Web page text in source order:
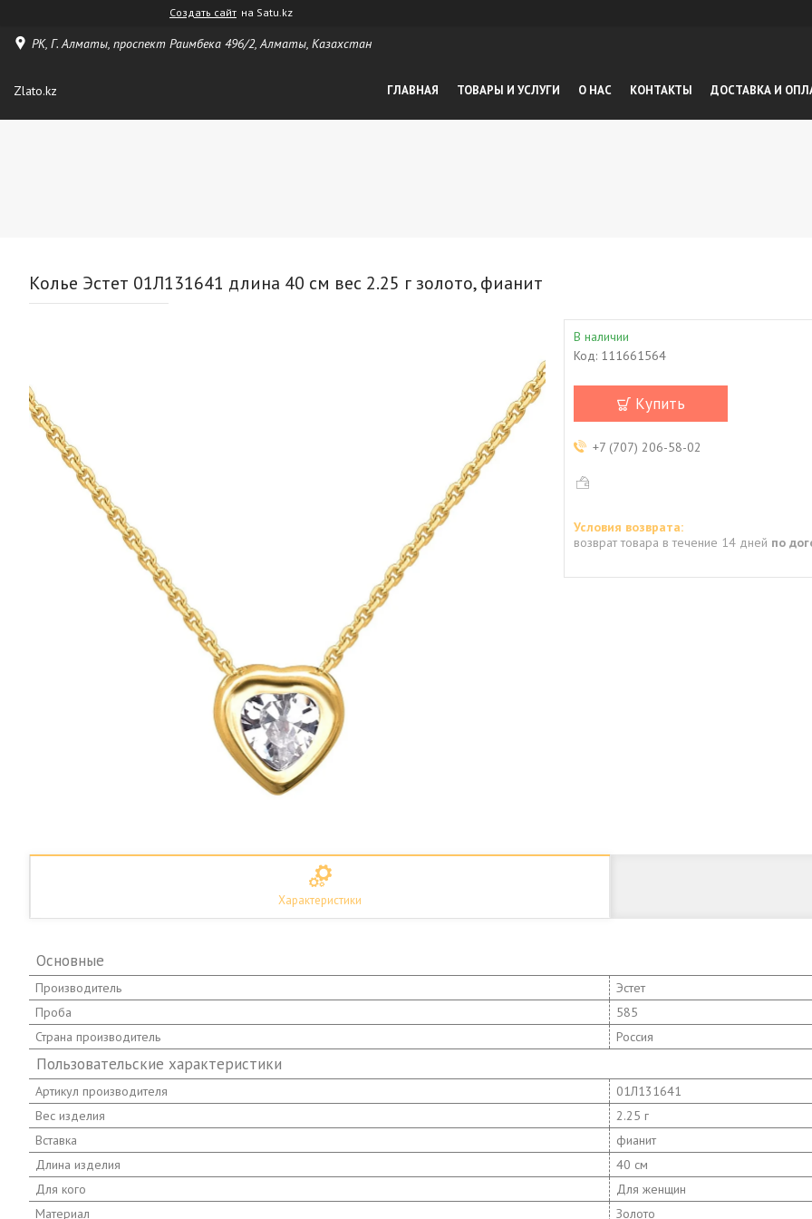
Создать сайт на Satu.kz
РК, Г. Алматы, проспект Раимбека 496/2, Алматы, Казахстан
Zlato.kz ГЛАВНАЯ ТОВАРЫ И УСЛУГИ О НАС КОНТАКТЫ ДОСТАВКА И
Колье Эстет 01Л131641 длина 40 см вес 2.25 г золото, фианит
В наличии
Код: 111661564
Купить
+7 (707) 206-58-02
возврат товара в течение 14 дней по
Характеристики
Основные
Производитель
Эстет
Проба
585
Страна производитель
Россия
Пользовательские характеристики
Артикул производителя
01Л131641
Вес изделия
2.25 г
Вставка
фианит
Длина изделия
40 см
Для кого
Для женщин
Материал
Золото